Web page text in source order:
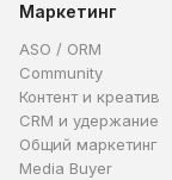
Маркетинг
ASO / ORM
Community
Контент и креатив
CRM и удержание
Общий маркетинг
Media Buyer